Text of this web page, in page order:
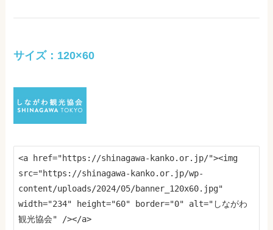
サイズ：120×60
<a href="https://shinagawa-kanko.or.jp/"><img
src="https://shinagawa-kanko.or.jp/wp-
content/uploads/2024/05/banner_120x60.jpg"
width="234" height="60" border="0" alt="しながわ
観光協会" /></a>